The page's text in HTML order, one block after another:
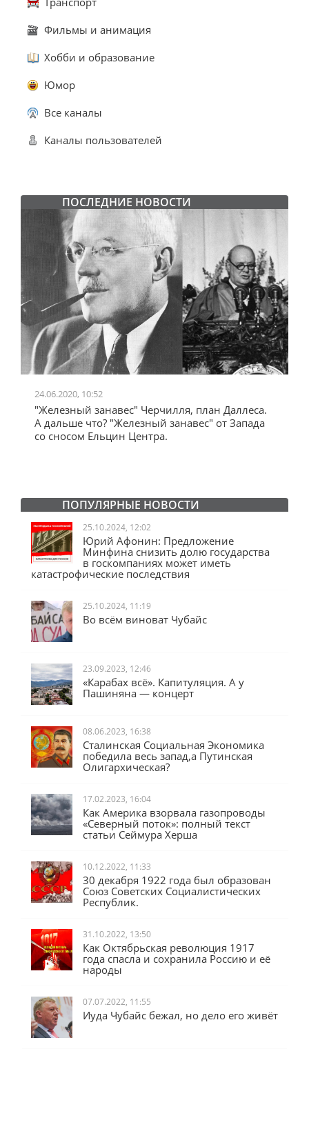
Фильмы и анимация
Хобби и образование
Юмор
Все каналы
Каналы пользователей
ПОСЛЕДНИЕ НОВОСТИ
24.06.2020, 10:52
"Железный занавес" Черчилля, план Даллеса.
А дальше что? "Железный занавес" от Запада
со сносом Ельцин Центра.
ПОПУЛЯРНЫЕ НОВОСТИ
25.10.2024, 12:02
Юрий Афонин: Предложение
Минфина снизить долю государства
в госкомпаниях может иметь
катастрофические последствия
25.10.2024, 11:19
Во всём виноват Чубайс
23.09.2023, 12:46
«Карабах всё». Капитуляция. А у
Пашиняна — концерт
08.06.2023, 16:38
Сталинская Социальная Экономика
победила весь запад,а Путинская
Олигархическая?
17.02.2023, 16:04
Как Америка взорвала газопроводы
«Северный поток»: полный текст
статьи Сеймура Херша
10.12.2022, 11:33
30 декабря 1922 года был образован
Союз Советских Социалистических
Республик.
31.10.2022, 13:50
Как Октябрьская революция 1917
года спасла и сохранила Россию и её
народы
07.07.2022, 11:55
Иуда Чубайс бежал, но дело его живёт